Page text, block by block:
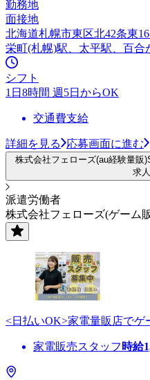
勤務地
面接地
北海道札幌市東区北42条東
栄町(札幌)駅、太平駅、百合
シフト
1日8時間 週5日からOK
交通費支給
詳細を見る 応募画面に進む
株式会社フェローズ(au経験量販
求
派遣労働者
株式会社フェローズ(ゲーム
<日払いOK>家電量販店で
家電販売スタッフ 時給